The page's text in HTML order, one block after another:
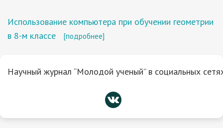
Использование компьютера при обучении геометрии
в 8-м классе
[подробнее]
Научный журнал “Молодой ученый” в социальных